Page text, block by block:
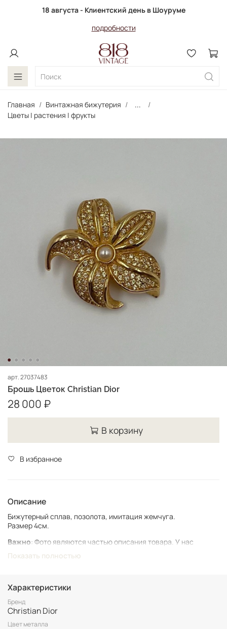
18 августа - Клиентский день в Шоуруме
подробности
Главная Винтажная бижутерия
...
Цветы | растения | фрукты
арт.27037483
Брошь Цветок Christian Dior
28 000 ₽
В корзину
В избранное
Описание
Бижутерный сплав, позолота, имитация жемчуга.
Размер 4см.
Важно: Фото являются частью описания товара. У нас
времени и использования.
размеру и состоянию уточняйте перед покупкой.
Все товары представлены в единственном экземпляре. Бронь
возможна только после 100% оплаты.
Неоплаченные заказы аннулируются.
Показать полностью
Характеристики
Бренд
Christian Dior
Цвет металла